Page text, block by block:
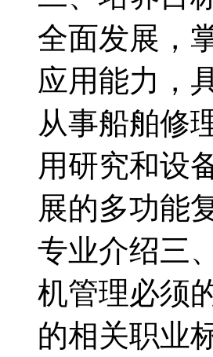
全面发展，
应用能力，
从事船舶修
用研究和设
展的多功能
专业介绍三
机管理必须
的相关职业